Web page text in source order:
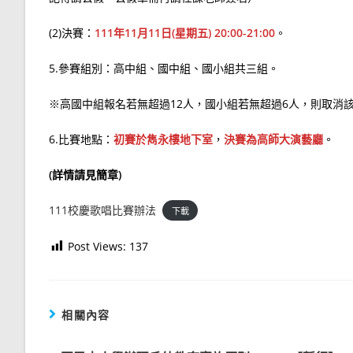
(2)決賽： 111年11月11日(星期五) 20:00-21:00 。
5.參賽組別：高中組、國中組、國小組共三組。
※高國中組報名若無超過12人，國小組若無超過6人，則取消
6.比賽地點： 初賽於雋永樓地下室 ， 決賽為高師大演藝廳 。
(詳情請見簡章)
111校慶歌唱比賽辦法 下載
Post Views: 137
相關內容